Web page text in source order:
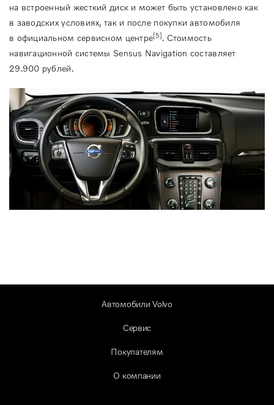
на встроенный жесткий диск и может быть установлено как
в заводских условиях, так и после покупки автомобиля
в официальном сервисном центре[5]. Стоимость
навигационной системы Sensus Navigation составляет
29.900 рублей.
Автомобили Volvo
Сервис
Покупателям
О компании